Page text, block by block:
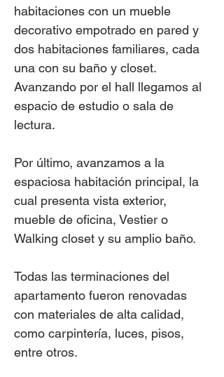
habitaciones con un mueble
decorativo empotrado en pared y
dos habitaciones familiares, cada
una con su baño y closet.
Avanzando por el hall llegamos al
espacio de estudio o sala de
lectura.
Por último, avanzamos a la
espaciosa habitación principal, la
cual presenta vista exterior,
mueble de oficina, Vestier o
Walking closet y su amplio baño.
Todas las terminaciones del
apartamento fueron renovadas
con materiales de alta calidad,
como carpintería, luces, pisos,
entre otros.